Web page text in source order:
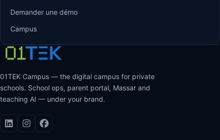
Demander une démo
Campus
01TEK Campus — the digital campus for private
schools. School ops, parent portal, Massar and
teaching AI — under your brand.